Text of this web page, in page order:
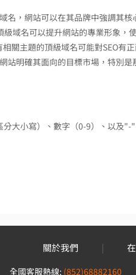
名，網站可以在其品牌中強調其
域名可以提升網站的專業形象，
關主題的頂級域名可能對SEO有
站明確其面向的目標市場，特別是
大小寫）、數字（0-9）、以及
關於我們 |
全國客服熱線: (852)68882160